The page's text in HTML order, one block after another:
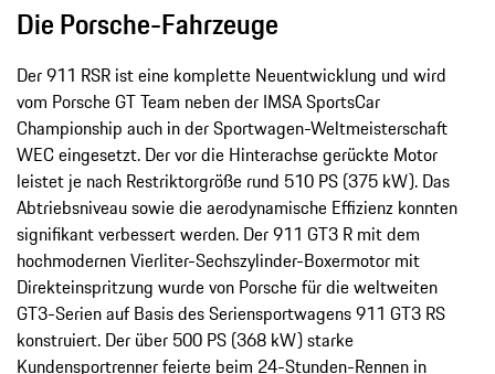
Die Porsche-­Fahrzeuge
Der 911 RSR ist eine komplette Neuentwicklung und wird
vom Porsche GT Team neben der IMSA SportsCar
Championship auch in der Sportwagen-­Weltmeisterschaft
WEC eingesetzt. Der vor die Hinterachse gerückte Motor
leistet je nach Restriktorgröße rund 510 PS (375 kW). Das
Abtriebsniveau sowie die aerodynamische Effizienz konnten
signifikant verbessert werden. Der 911 GT3 R mit dem
hochmodernen Vierliter-­Sechszylinder-­Boxermotor mit
Direkteinspritzung wurde von Porsche für die weltweiten
GT3-­Serien auf Basis des Seriensportwagens 911 GT3 RS
konstruiert. Der über 500 PS (368 kW) starke
Kundensportrenner feierte beim 24-­Stunden-­Rennen in